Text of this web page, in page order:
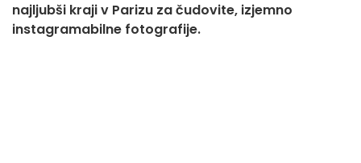
najljubši kraji v Parizu za čudovite, izjemno
instagramabilne fotografije.